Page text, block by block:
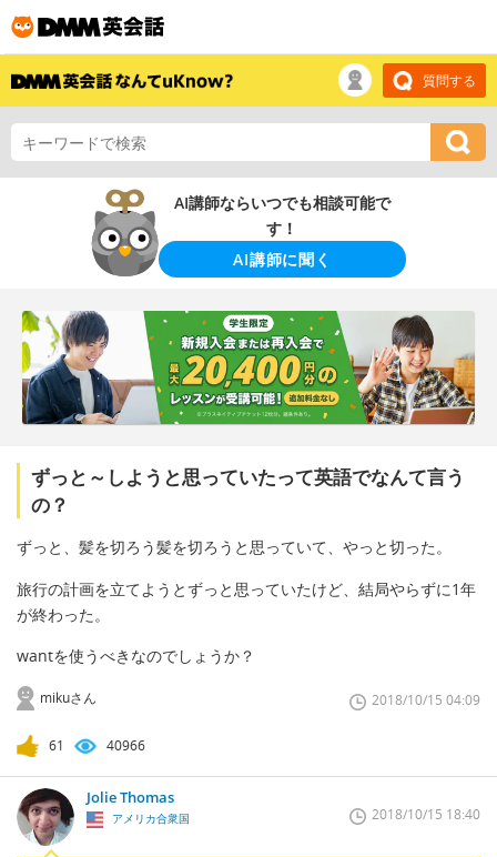
質問する
AI講師ならいつでも相談可能で
す！
AI講師に聞く
ずっと～しようと思っていたって英語でなんて言う
の？
ずっと、髪を切ろう髪を切ろうと思っていて、やっと切った。
旅行の計画を立てようとずっと思っていたけど、結局やらずに1年
が終わった。
wantを使うべきなのでしょうか？
mikuさん 2018/10/15 04:09
61 40966
Jolie Thomas
アメリカ合衆国 2018/10/15 18:40